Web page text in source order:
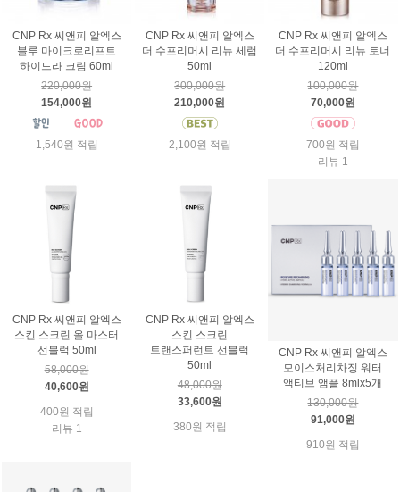
CNP Rx 씨앤피 알엑스
블루 마이크로리프트
하이드라 크림 60ml
220,000원
154,000원
1,540원 적립
CNP Rx 씨앤피 알엑스
더 수프리머시 리뉴 세럼
50ml
300,000원
210,000원
2,100원 적립
CNP Rx 씨앤피 알엑스
더 수프리머시 리뉴 토너
120ml
100,000원
70,000원
700원 적립
리뷰 1
CNP Rx 씨앤피 알엑스
스킨 스크린 올 마스터
선블럭 50ml
58,000원
40,600원
400원 적립
리뷰 1
CNP Rx 씨앤피 알엑스
스킨 스크린
트랜스퍼런트 선블럭
50ml
48,000원
33,600원
380원 적립
CNP Rx 씨앤피 알엑스
모이스처리차징 워터
액티브 앰플 8mlx5개
130,000원
91,000원
910원 적립